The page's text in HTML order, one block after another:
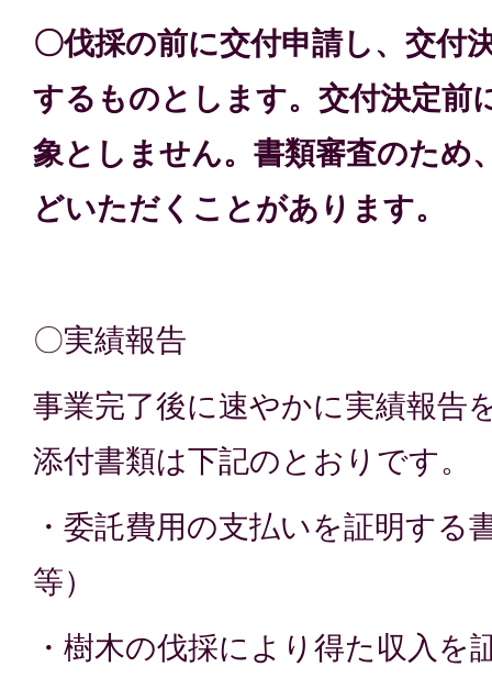
〇伐採の前に交付申請し、交付
するものとします。交付決定前
象としません。書類審査のため
どいただくことがあります。
〇実績報告
事業完了後に速やかに実績報告
添付書類は下記のとおりです。
・委託費用の支払いを証明する
等）
・樹木の伐採により得た収入を